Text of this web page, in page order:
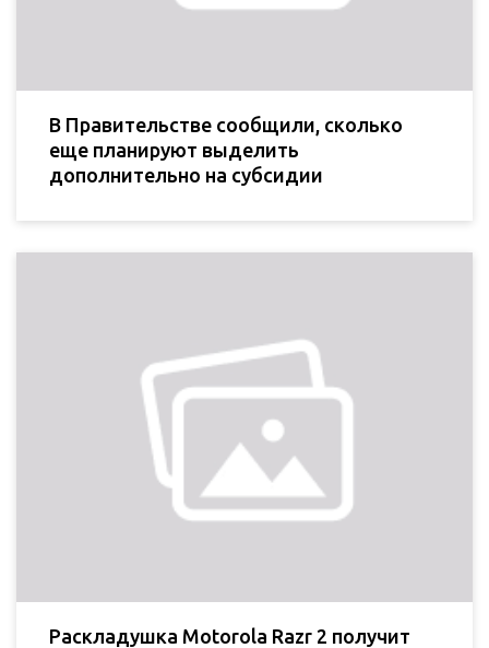
В Правительстве сообщили, сколько
еще планируют выделить
дополнительно на субсидии
Раскладушка Motorola Razr 2 получит